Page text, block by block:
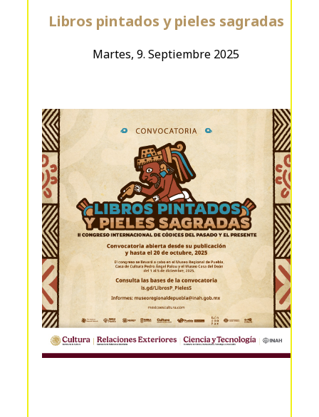
Martes, 9. Septiembre 2025
Libros pintados y pieles sagradas